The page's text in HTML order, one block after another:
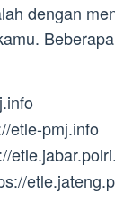
dengan
Beberapa
etle-pmj.info